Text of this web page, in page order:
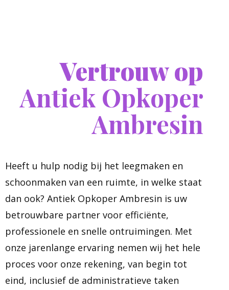
Vertrouw op
Antiek Opkoper
Ambresin
Heeft u hulp nodig bij het leegmaken en
schoonmaken van een ruimte, in welke staat
dan ook? Antiek Opkoper Ambresin is uw
betrouwbare partner voor efficiënte,
professionele en snelle ontruimingen. Met
onze jarenlange ervaring nemen wij het hele
proces voor onze rekening, van begin tot
eind, inclusief de administratieve taken